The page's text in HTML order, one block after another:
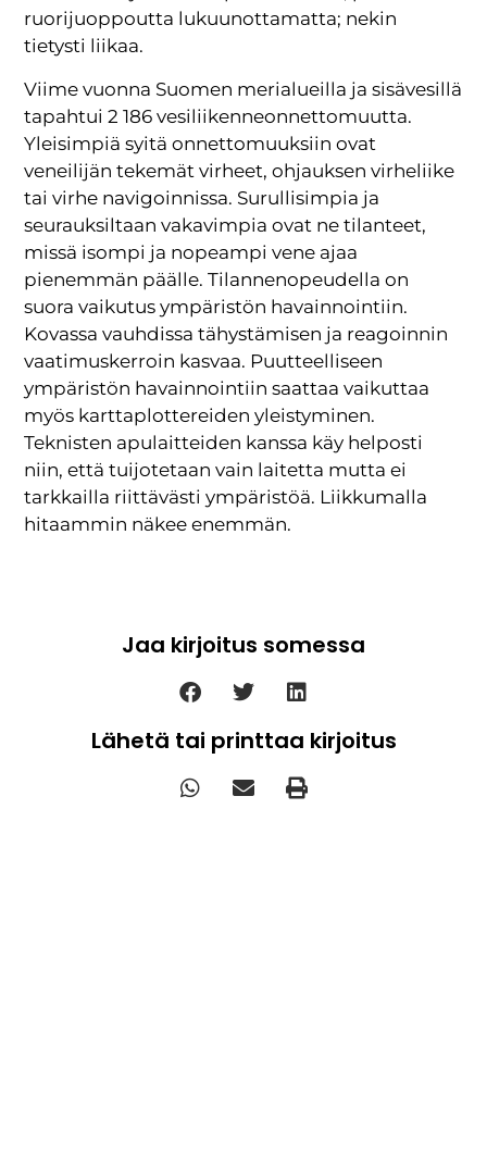
ruorijuoppoutta lukuunottamatta; nekin
tietysti liikaa.
Viime vuonna Suomen merialueilla ja sisävesillä
tapahtui 2 186 vesiliikenneonnettomuutta.
Yleisimpiä syitä onnettomuuksiin ovat
veneilijän tekemät virheet, ohjauksen virheliike
tai virhe navigoinnissa. Surullisimpia ja
seurauksiltaan vakavimpia ovat ne tilanteet,
missä isompi ja nopeampi vene ajaa
pienemmän päälle. Tilannenopeudella on
suora vaikutus ympäristön havainnointiin.
Kovassa vauhdissa tähystämisen ja reagoinnin
vaatimuskerroin kasvaa. Puutteelliseen
ympäristön havainnointiin saattaa vaikuttaa
myös karttaplottereiden yleistyminen.
Teknisten apulaitteiden kanssa käy helposti
niin, että tuijotetaan vain laitetta mutta ei
tarkkailla riittävästi ympäristöä. Liikkumalla
hitaammin näkee enemmän.
Jaa kirjoitus somessa
Lähetä tai printtaa kirjoitus